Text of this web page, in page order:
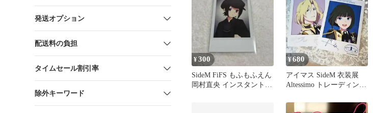
発送オプション
配送料の負担
タイムセール割引率
除外キーワード
¥300
SideM FiFS もふもふえん
岡村直央 インスタントフ
¥680
アイマス SideM 衣装展
Altessimo トレーディング